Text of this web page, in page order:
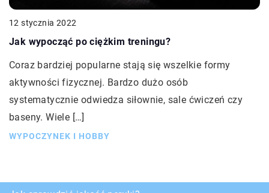
12 stycznia 2022
Jak wypocząć po ciężkim treningu?
Coraz bardziej popularne stają się wszelkie formy
aktywności fizycznej. Bardzo dużo osób
systematycznie odwiedza siłownie, sale ćwiczeń czy
baseny. Wiele […]
WYPOCZYNEK I HOBBY